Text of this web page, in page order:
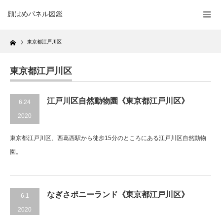
顔はめパネル図鑑
Home 東京都江戸川区
東京都江戸川区
6.24
2020
江戸川区自然動物園《東京都江戸川区》
東京都江戸川区、西葛西駅から徒歩15分のところにある江戸川区自然動物
園。
6.1
2020
なぎさポニーランド《東京都江戸川区》